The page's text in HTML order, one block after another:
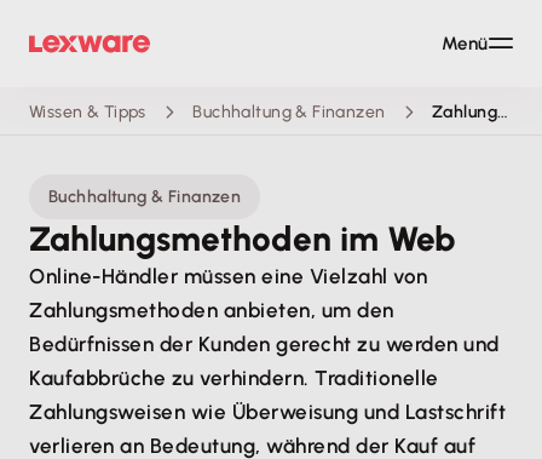
Wissen & Tipps Buchhaltung & Finanzen Zahlungsmethoden im Web
Buchhaltung & Finanzen
Zahlungsmethoden im Web
Online-Händler müssen eine Vielzahl von
Zahlungsmethoden anbieten, um den
Bedürfnissen der Kunden gerecht zu werden und
Kaufabbrüche zu verhindern. Traditionelle
Zahlungsweisen wie Überweisung und Lastschrift
verlieren an Bedeutung, während der Kauf auf
Menü